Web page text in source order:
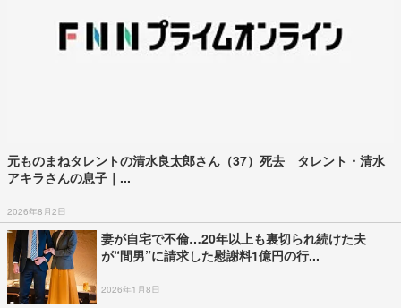
元ものまねタレントの清水良太郎さん（37）死去 タレント・清水
アキラさんの息子｜...
2026年8月2日
妻が自宅で不倫…20年以上も裏切られ続けた夫
が“間男”に請求した慰謝料1億円の行...
2026年1月8日